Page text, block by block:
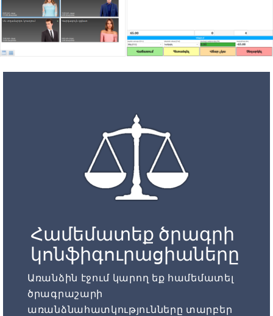
Համեմատեք ծրագրի
կոնֆիգուրացիաները
Առանձին էջում կարող եք համեմատել
ծրագրաշարի
առանձնահատկությունները տարբեր